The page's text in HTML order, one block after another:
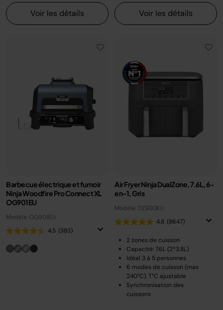
Voir les détails
Voir les détails
Barbecue électrique et fumoir
Ninja Woodfire Pro Connect XL
OG901EU
Modèle: OG901EU
4.5 (383)
Air Fryer Ninja DualZone, 7.6L, 6-
en-1, Gris
Modèle: DZ300EU
4.8 (8647)
2 zones de cuisson
Capacité: 7.6L (2*3.8L)
Idéal 3 à 5 personnes
6 modes de cuisson (max
240°C), T°C ajustable
Synchronisation des
cuissons